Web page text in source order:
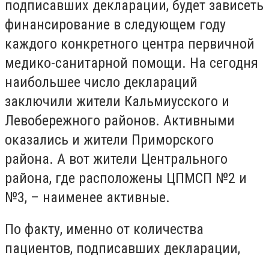
подписавших декларации, будет зависеть
финансирование в следующем году
каждого конкретного центра первичной
медико-санитарной помощи. На сегодня
наибольшее число деклараций
заключили жители Кальмиусского и
Левобережного районов. Активными
оказались и жители Приморского
района. А вот жители Центрального
района, где расположены ЦПМСП №2 и
№3, – наименее активные.
По факту, именно от количества
пациентов, подписавших декларации,